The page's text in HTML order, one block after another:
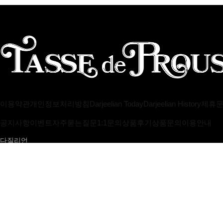
이용약관 개인정보처리방침 Darjeelian TodayDarjeelian History 제휴문
공지사항 이벤트 자주묻는질문 1:1문의 상품후기 상품문의 이용안내
다질리언